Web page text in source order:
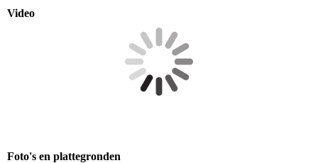
Video
Foto's en plattegronden